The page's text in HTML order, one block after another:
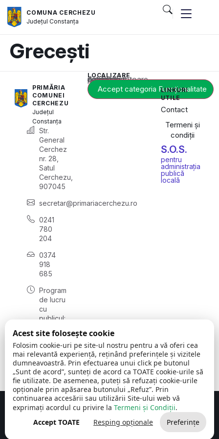
COMUNA CERCHEZU
JudețulConstanța
Grecești
PRIMĂRIA
COMUNEI
CERCHEZU
Județul
Constanța
Str.
General
Cerchez
nr. 28,
Satul
Cerchezu,
907045
secretar@primariacerchezu.ro
0241
780
204
0374
918
685
Program
de lucru
cu
publicul:
08:00 -
16:30
, vineri:
08:00 -
14:00
LOCALIZARE
Acest conținut este blocat până când acceptați categoria corespunzătoare de cookie-uri.
Accept categoria Funcționalitate
LINKURI
UTILE
Contact
Termeni și
condiții
S.O.S.
pentru
administrația
publică
locală
Comuna Cerchezu © 2026Toate drepturile rezervate
Concept realizat de Big Media Relații Publice SRL
Acest site folosește cookie
Folosim cookie-uri pe site-ul nostru pentru a vă oferi cea
mai relevantă experiență, reținând preferințele și vizitele
dumneavoastră. Prin efectuarea unui click pe butonul
„Sunt de acord”, sunteți de acord ca TOATE cookie-urile să
fie utilizate. De asemenea, puteți să refuzați cookie-urile
opționale prin apăsarea butonului „Refuz”. Prin
continuarea accesării sau utilizării Site-ului web vă
exprimați acordul cu privire la Termeni și Condiții.
Accept TOATE
Resping opționale Preferințe